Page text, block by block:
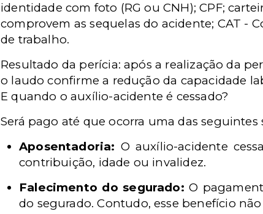
identidade com foto (RG ou CNH); CPF;
comprovem as sequelas do acidente; CAT -
de trabalho.
Resultado da perícia: após a realização da
o laudo confirme a redução da capacidade
E quando o auxílio-acidente é cessado?
Será pago até que ocorra uma das seguintes
Aposentadoria: O auxílio-acidente
contribuição, idade ou invalidez.
Falecimento do segurado: O
do segurado. Contudo, esse benefício